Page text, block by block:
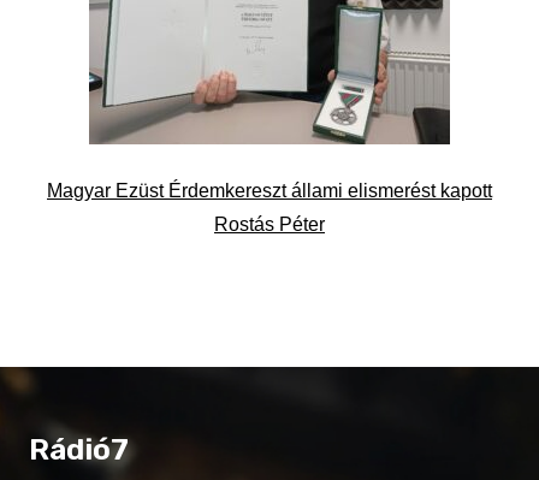
Magyar Ezüst Érdemkereszt állami elismerést kapott
Rostás Péter
Rádió7